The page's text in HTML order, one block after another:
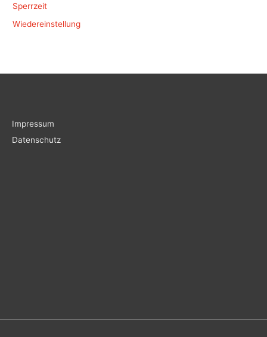
Sperrzeit
Wiedereinstellung
Impressum
Datenschutz